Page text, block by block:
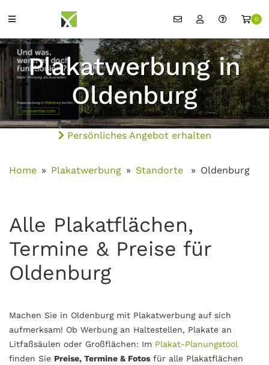
0
Plakatwerbung in
Oldenburg
Persönliches Angebot erhalten
Home Plakatwerbung Standorte Oldenburg
Alle Plakatflächen,
Termine & Preise für
Oldenburg
Machen Sie in Oldenburg mit Plakatwerbung auf sich
aufmerksam! Ob Werbung an Haltestellen, Plakate an
Litfaßsäulen oder Großflächen: Im Plakat-Planungstool
finden Sie Preise, Termine & Fotos für alle Plakatflächen